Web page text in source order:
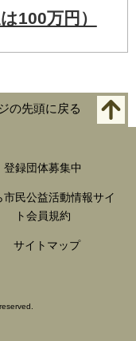
100万円）
の先頭に戻る
登録団体募集中
市民公益活動情報サイ
ト会員規約
サイトマップ